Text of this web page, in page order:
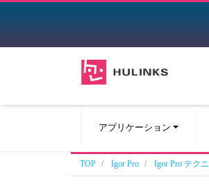
アプリケーション
TOP Igor Pro Igor Pro テク